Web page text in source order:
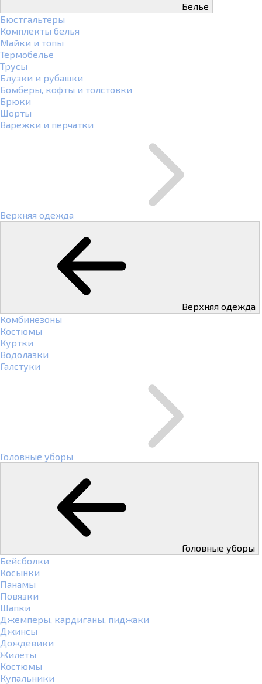
Белье
Бюстгальтеры
Комплекты белья
Майки и топы
Термобелье
Трусы
Блузки и рубашки
Бомберы, кофты и толстовки
Брюки
Шорты
Варежки и перчатки
Верхняя одежда
Верхняя одежда
Комбинезоны
Костюмы
Куртки
Водолазки
Галстуки
Головные уборы
Головные уборы
Бейсболки
Косынки
Панамы
Повязки
Шапки
Джемперы, кардиганы, пиджаки
Джинсы
Дождевики
Жилеты
Костюмы
Купальники